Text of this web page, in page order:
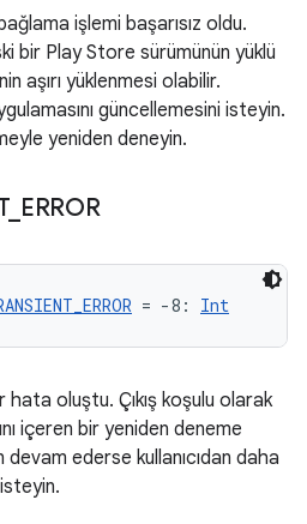
işlemi başarısız oldu.
bir Play Store sürümünün yüklü
aşırı yüklenmesi olabilir.
güncellemesini isteyin.
yeniden deneyin.
_ ERROR
= -8: Int
oluştu. Çıkış koşulu olarak
içeren bir yeniden deneme
ederse kullanıcıdan daha